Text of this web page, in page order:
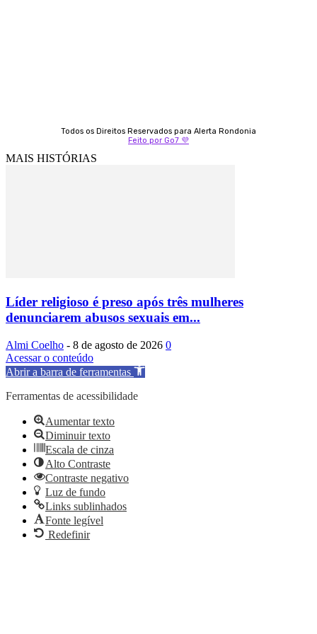
Todos os Direitos Reservados para Alerta Rondonia
Feito por Go7 💜
MAIS HISTÓRIAS
Líder religioso é preso após três mulheres
denunciarem abusos sexuais em...
Almi Coelho - 8 de agosto de 2026 0
Acessar o conteúdo
Abrir a barra de ferramentas
Ferramentas de acessibilidade
Aumentar texto
Diminuir texto
Escala de cinza
Alto Contraste
Contraste negativo
Luz de fundo
Links sublinhados
Fonte legível
Redefinir